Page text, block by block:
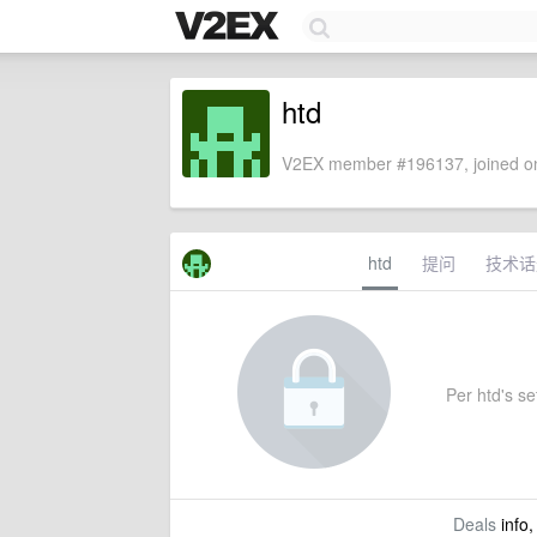
htd
V2EX member #196137, joined
htd 提问 技术
Per htd's
Dealsinfo,